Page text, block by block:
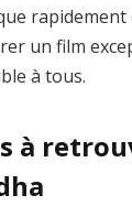
un film
à tous.
à